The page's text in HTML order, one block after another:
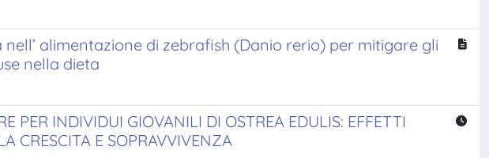
alimentazione di zebrafish (Danio rerio) per mitigare gli
nella dieta
PER INDIVIDUI GIOVANILI DI OSTREA EDULIS: EFFETTI
CRESCITA E SOPRAVVIVENZA